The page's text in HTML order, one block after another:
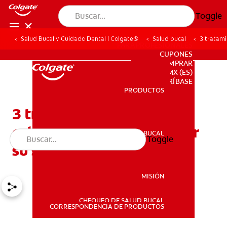
Toggle
PRODUCTOS
SALUD BUCAL
PARA PROFESIONALES
CUPONES
DONDE COMPRAR
MX (ES)
SUSCRÍBASE
PRODUCTOS
SALUD BUCAL
MISIÓN
CHEQUEO DE SALUD BUCAL
CORRESPONDENCIA DE PRODUCTOS
Toggle
Salud Bucal y Cuidado Dental | Colgate® Salud bucal 3
3 tratamientos de
odontología para mejorar
su sonrisa